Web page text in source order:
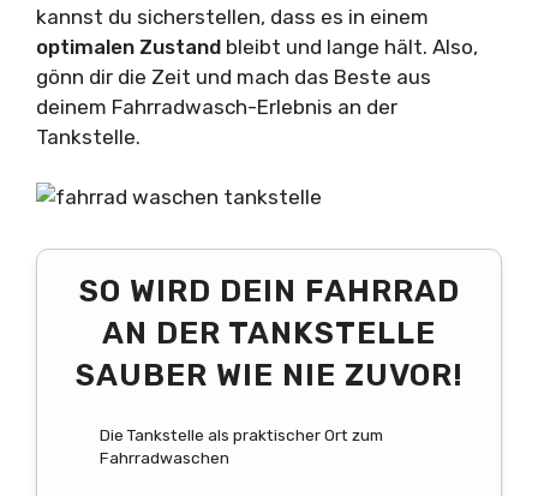
kannst du sicherstellen, dass es in einem
optimalen Zustand bleibt und lange hält. Also,
gönn dir die Zeit und mach das Beste aus
deinem Fahrradwasch-Erlebnis an der
Tankstelle.
SO WIRD DEIN FAHRRAD
AN DER TANKSTELLE
SAUBER WIE NIE ZUVOR!
Die Tankstelle als praktischer Ort zum
Fahrradwaschen